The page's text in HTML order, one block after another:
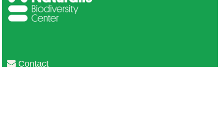
Contact